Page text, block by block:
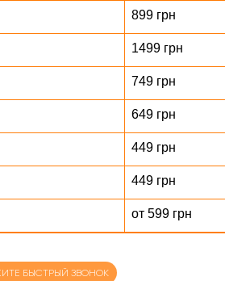
899 грн
1499 грн
749 грн
649 грн
449 грн
449 грн
от 599 грн
БЫСТРЫЙ ЗВОНОК